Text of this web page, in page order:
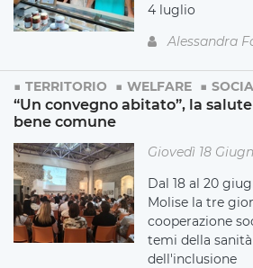
4 luglio
Alessandra
TERRITORIO WELFARE
“Un convegno abitato”, la
bene comune
Giovedì 18
Dal 18 al 20
Molise la tre
cooperazione
temi della
dell'inclusione